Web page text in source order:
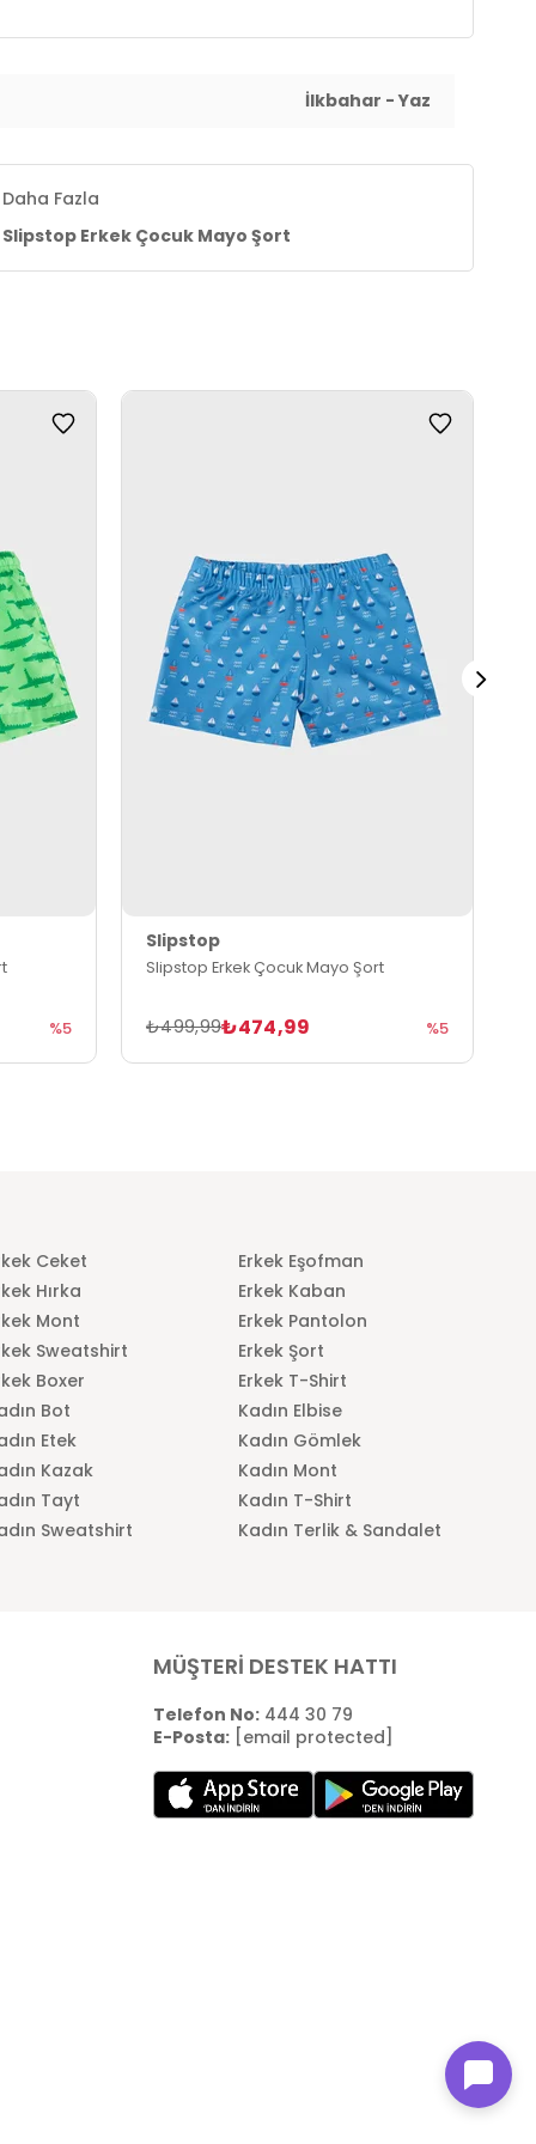
İlkbahar - Yaz
Daha Fazla
Slipstop Erkek Çocuk Mayo Şort
%5
Slipstop
Slipstop Erkek Çocuk Mayo Şort
₺474,99
₺499,99 %5
Ceket
Erkek Eşofman
Hırka
Erkek Kaban
Mont
Erkek Pantolon
Sweatshirt
Erkek Şort
Boxer
Erkek T-Shirt
Bot
Kadın Elbise
Etek
Kadın Gömlek
Kazak
Kadın Mont
Tayt
Kadın T-Shirt
Sweatshirt Kadın Terlik & Sandalet
MÜŞTERİ DESTEK HATTI
Telefon No:444 30 79
E-Posta: [email protected]